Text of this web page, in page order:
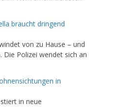
braucht dringend
von zu Hause – und
Die Polizei wendet sich an
in
in neue